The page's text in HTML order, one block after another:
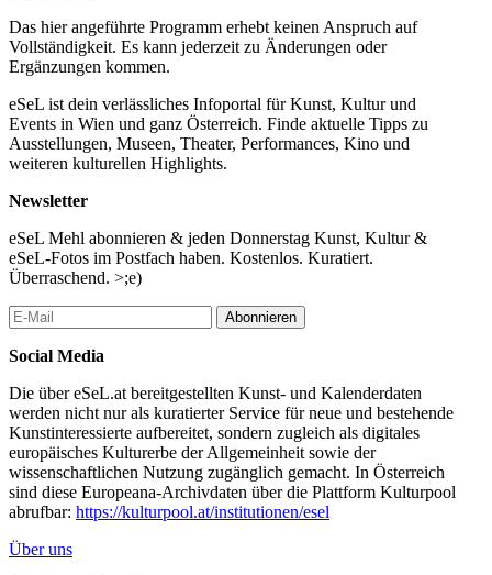
Das hier angeführte Programm erhebt keinen Anspruch auf
Vollständigkeit. Es kann jederzeit zu Änderungen oder
Ergänzungen kommen.
eSeL ist dein verlässliches Infoportal für Kunst, Kultur und
Events in Wien und ganz Österreich. Finde aktuelle Tipps zu
Ausstellungen, Museen, Theater, Performances, Kino und
weiteren kulturellen Highlights.
Newsletter
eSeL Mehl abonnieren & jeden Donnerstag Kunst, Kultur &
eSeL-Fotos im Postfach haben. Kostenlos. Kuratiert.
Überraschend. >;e)
Abonnieren
Social Media
Die über eSeL.at bereitgestellten Kunst- und Kalenderdaten
werden nicht nur als kuratierter Service für neue und bestehende
Kunstinteressierte aufbereitet, sondern zugleich als digitales
europäisches Kulturerbe der Allgemeinheit sowie der
wissenschaftlichen Nutzung zugänglich gemacht. In Österreich
sind diese Europeana-Archivdaten über die Plattform Kulturpool
abrufbar: https://kulturpool.at/institutionen/esel
Über uns